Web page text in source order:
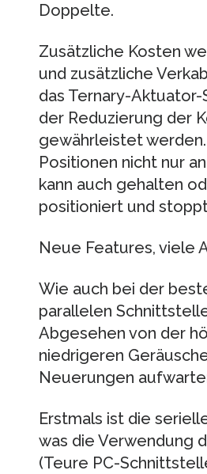
Doppelte.
Zusätzliche Kosten
und zusätzliche
das Ternary-
der Reduzierung der
gewährleistet
Positionen nicht nur
kann auch gehalten
positioniert und
Neue Features, viele
Wie auch bei der
parallelen
Abgesehen von der
niedrigeren
Neuerungen
Erstmals ist die
was die Verwendung
(Teure PC-